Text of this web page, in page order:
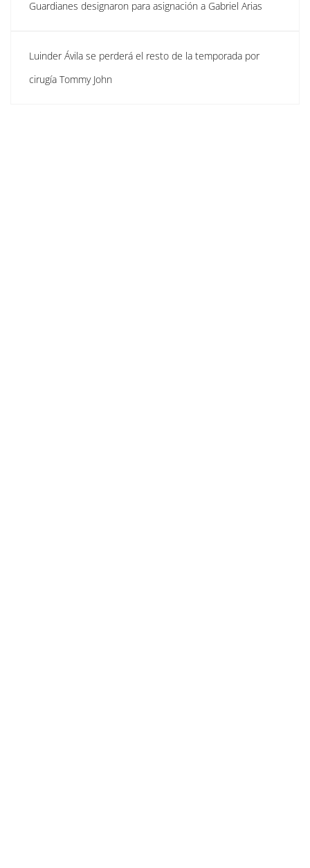
Guardianes designaron para asignación a Gabriel Arias
Luinder Ávila se perderá el resto de la temporada por
cirugía Tommy John